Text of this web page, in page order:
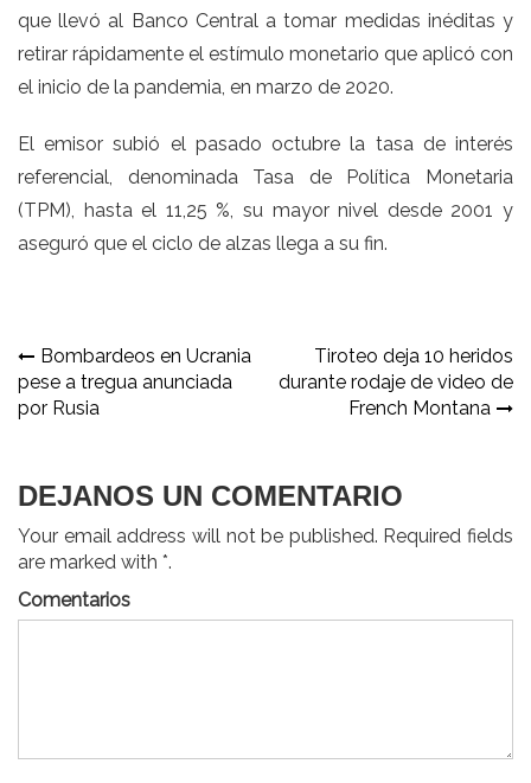
que llevó al Banco Central a tomar medidas inéditas y
retirar rápidamente el estímulo monetario que aplicó con
el inicio de la pandemia, en marzo de 2020.
El emisor subió el pasado octubre la tasa de interés
referencial, denominada Tasa de Política Monetaria
(TPM), hasta el 11,25 %, su mayor nivel desde 2001 y
aseguró que el ciclo de alzas llega a su fin.
Navegación
de
Bombardeos en Ucrania
pese a tregua anunciada
por Rusia
Tiroteo deja 10 heridos
durante rodaje de video de
French Montana
DEJANOS UN COMENTARIO
Your email address will not be published. Required fields
are marked with *.
Comentarios